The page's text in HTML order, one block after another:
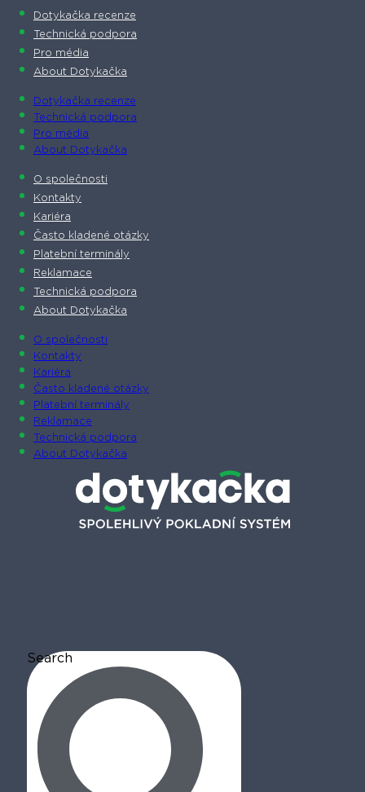
Dotykačka recenze
Technická podpora
Pro média
About Dotykačka
Dotykačka recenze
Technická podpora
Pro média
About Dotykačka
O společnosti
Kontakty
Kariéra
Často kladené otázky
Platební terminály
Reklamace
Technická podpora
About Dotykačka
O společnosti
Kontakty
Kariéra
Často kladené otázky
Platební terminály
Reklamace
Technická podpora
About Dotykačka
Search